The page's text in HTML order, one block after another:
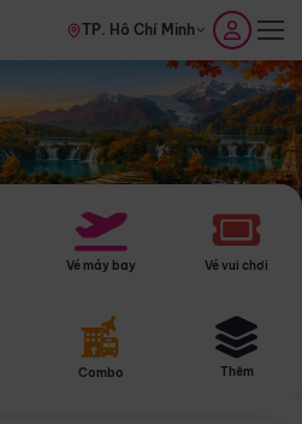
TP. Hồ Chí Minh
Vé máy bay Vé vui chơi
Combo Thêm